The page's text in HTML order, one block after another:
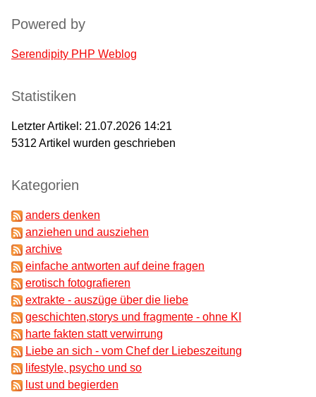
Powered by
Serendipity PHP Weblog
Statistiken
Letzter Artikel: 21.07.2026 14:21
5312 Artikel wurden geschrieben
Kategorien
anders denken
anziehen und ausziehen
archive
einfache antworten auf deine fragen
erotisch fotografieren
extrakte - auszüge über die liebe
geschichten,storys und fragmente - ohne KI
harte fakten statt verwirrung
Liebe an sich - vom Chef der Liebeszeitung
lifestyle, psycho und so
lust und begierden